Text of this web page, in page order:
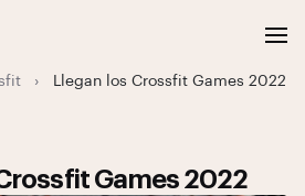
› Llegan los Crossfit Games 2022
Games 2022